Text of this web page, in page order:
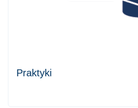
Praktyki